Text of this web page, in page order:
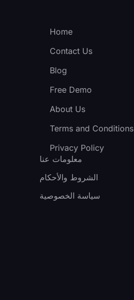
Home
Contact Us
Blog
Free Demo
About Us
Terms and Conditions
Privacy Policy
معلومات عنا
الشروط والأحكام
سياسة الخصوصية